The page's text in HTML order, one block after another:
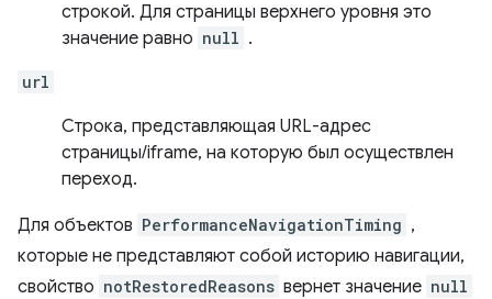
строкой. Для страницы верхнего уровня это
значение равно null .
url
Строка, представляющая URL-адрес
страницы/iframe, на которую был осуществлен
переход.
Для объектов PerformanceNavigationTiming ,
которые не представляют собой историю навигации,
свойство notRestoredReasons вернет значение null